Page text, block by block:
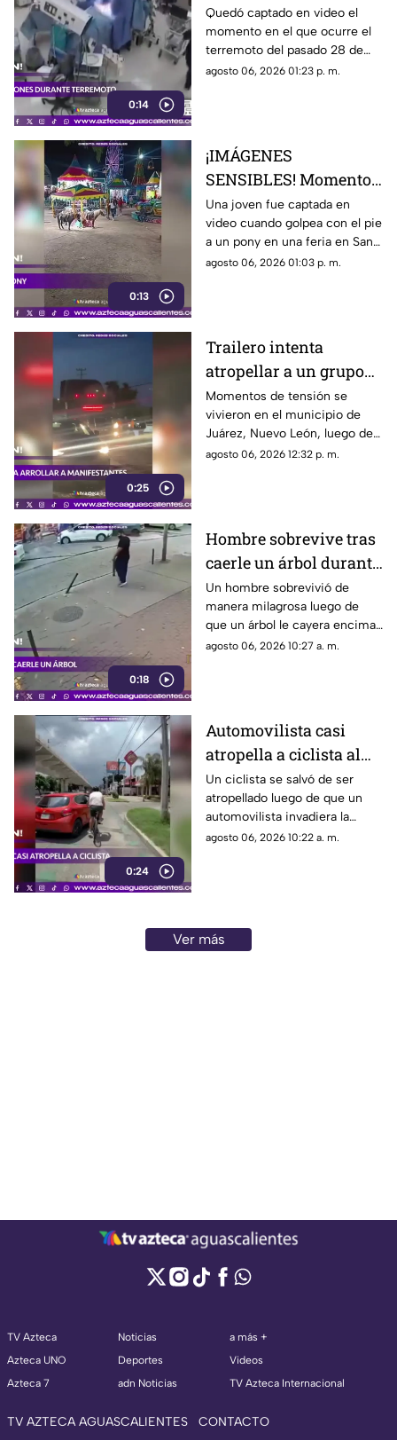
0:14
terremoto en el
quirófano de un
hospital
Quedó captado en video el
momento en el que ocurre el
terremoto del pasado 28 de
julio en Japón al interior de un
agosto 06, 2026 01:23 p. m.
0:13
¡IMÁGENES
SENSIBLES! Momento
en el que mujer golpea
a un pony durante una
feria
Una joven fue captada en
video cuando golpea con el pie
a un pony en una feria en San
Luis Potosí; el hecho ha
agosto 06, 2026 01:03 p. m.
0:25
Trailero intenta
atropellar a un grupo
de personas y choca
varios vehículos
Momentos de tensión se
vivieron en el municipio de
Juárez, Nuevo León, luego de
que un trailero presuntamente
agosto 06, 2026 12:32 p. m.
0:18
Hombre sobrevive tras
caerle un árbol durante
tormenta
Un hombre sobrevivió de
manera milagrosa luego de
que un árbol le cayera encima
durante una fuerte tormenta
agosto 06, 2026 10:27 a. m.
0:24
Automovilista casi
atropella a ciclista al
invadir el carril de la
ciclovía en Guadalajara
Un ciclista se salvó de ser
atropellado luego de que un
automovilista invadiera la
ciclovía al girar a la derecha sin
agosto 06, 2026 10:22 a. m.
Ver más
TV Azteca
Azteca UNO
Azteca 7
Noticias
Deportes
adn Noticias
a más +
Videos
TV Azteca Internacional
TV AZTECA AGUASCALIENTES CONTACTO